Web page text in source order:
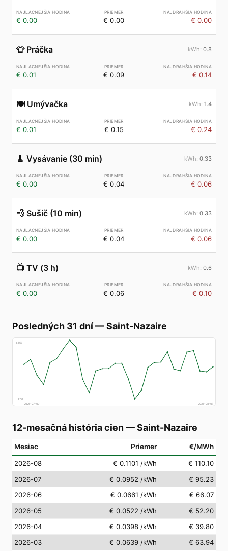
€ 0.00 € 0.00 € 0.00
👕 Práčka 0.8
€ 0.01 € 0.09 € 0.14
🍽️ Umývačka 1.4
€ 0.01 € 0.15 € 0.24
🧹 Vysávanie (30 min) 0.33
€ 0.00 € 0.04 € 0.06
💨 Sušič (10 min) 0.33
€ 0.00 € 0.04 € 0.06
📺 TV (3 h) 0.6
€ 0.00 € 0.06 € 0.10
Posledných 31 dní—Saint-Nazaire
€153
€50
2026-07-09
2026-08-07
12-mesačná história cien —Saint-Nazaire
Mesiac Priemer €/MWh
2026-08 € 0.1101 /kWh
€ 110.10
2026-07
€ 0.0952 /kWh
€ 95.23
2026-06
€ 0.0661 /kWh
€ 66.07
2026-05
€ 0.0522 /kWh
€ 52.20
2026-04
€ 0.0398 /kWh
€ 39.80
2026-03
€ 0.0639 /kWh
€ 63.94